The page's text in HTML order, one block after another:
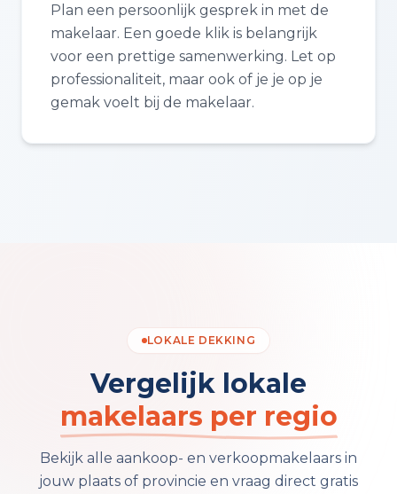
Plan een persoonlijk gesprek in met de
makelaar. Een goede klik is belangrijk
voor een prettige samenwerking. Let op
professionaliteit, maar ook of je je op je
gemak voelt bij de makelaar.
LOKALE DEKKING
Vergelijk lokale
makelaars per regio
Bekijk alle aankoop- en verkoopmakelaars in
jouw plaats of provincie en vraag direct gratis